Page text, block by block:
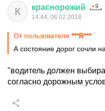
К краснорожий
14:44, 06.02.2018
От пользователя ***R***
А состояние дорог сочли
"водитель должен
согласно дорожным